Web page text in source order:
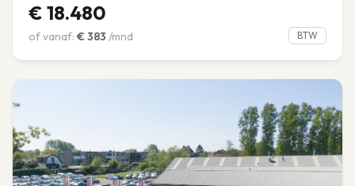
€ 18.480
of vanaf: € 383 /mnd BTW